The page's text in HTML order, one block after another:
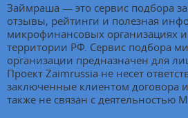
Займраша — это сервис подбора
отзывы, рейтинги и полезная
микрофинансовых организациях
территории РФ. Сервис подбора
организации предназначен для
Проект Zaimrussia не несет
заключенные клиентом договора
также не связан с деятельностью